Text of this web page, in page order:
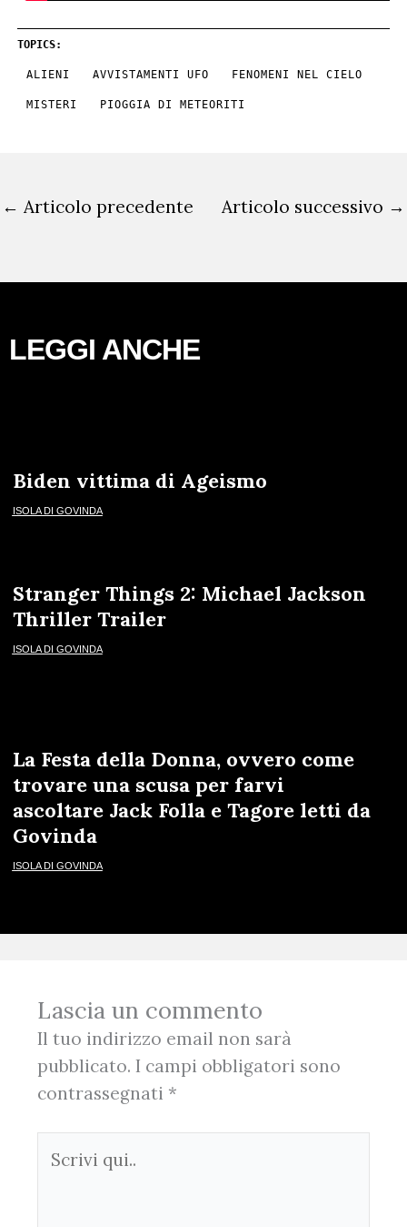
TOPICS:
ALIENI AVVISTAMENTI UFO FENOMENI NEL CIELO
MISTERI PIOGGIA DI METEORITI
← Articolo precedente Articolo successivo →
LEGGI ANCHE
Biden vittima di Ageismo
ISOLA DI GOVINDA
Stranger Things 2: Michael Jackson
Thriller Trailer
ISOLA DI GOVINDA
La Festa della Donna, ovvero come
trovare una scusa per farvi
ascoltare Jack Folla e Tagore letti da
Govinda
ISOLA DI GOVINDA
Lascia un commento
Il tuo indirizzo email non sarà
pubblicato. I campi obbligatori sono
contrassegnati *
qui..